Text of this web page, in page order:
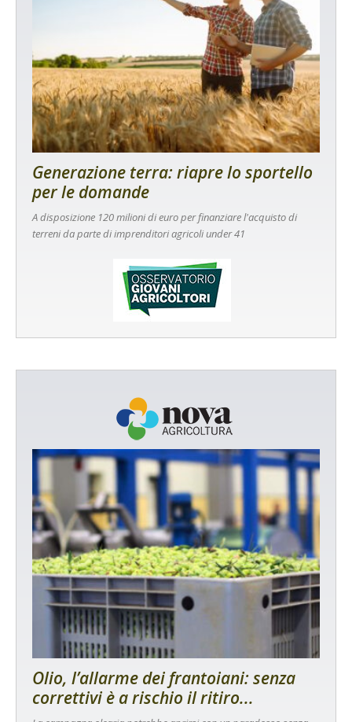
Generazione terra: riapre lo sportello
per le domande
A disposizione 120 milioni di euro per finanziare l'acquisto di
terreni da parte di imprenditori agricoli under 41
Olio, l’allarme dei frantoiani: senza
correttivi è a rischio il ritiro...